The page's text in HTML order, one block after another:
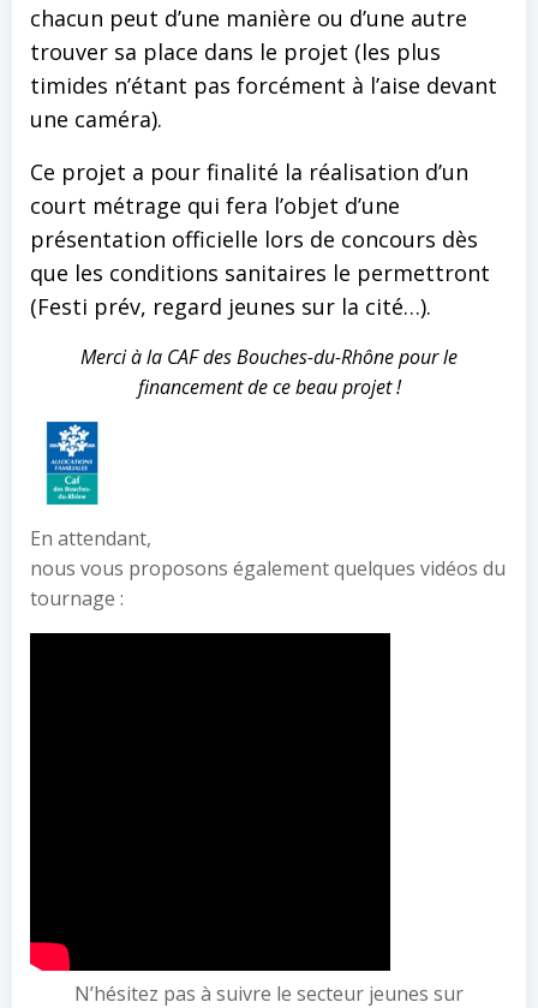
chacun peut d’une manière ou d’une autre
trouver sa place dans le projet (les plus
timides n’étant pas forcément à l’aise devant
une caméra).
Ce projet a pour finalité la réalisation d’un
court métrage qui fera l’objet d’une
présentation officielle lors de concours dès
que les conditions sanitaires le permettront
(Festi prév, regard jeunes sur la cité…).
Merci à la CAF des Bouches-du-Rhône pour le
financement de ce beau projet !
En attendant,
nous vous proposons également quelques vidéos du
tournage :
N’hésitez pas à suivre le secteur jeunes sur